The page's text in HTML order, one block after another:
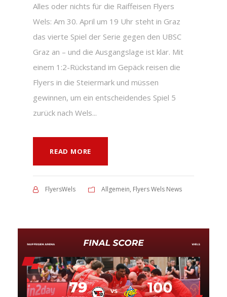
Alles oder nichts für die Raiffeisen Flyers
Wels: Am 30. April um 19 Uhr steht in Graz
das vierte Spiel der Serie gegen den UBSC
Graz an – und die Ausgangslage ist klar. Mit
einem 1:2-Rückstand im Gepäck reisen die
Flyers in die Steiermark und müssen
gewinnen, um ein entscheidendes Spiel 5
zurück nach Wels...
READ MORE
FlyersWels Allgemein, Flyers Wels News